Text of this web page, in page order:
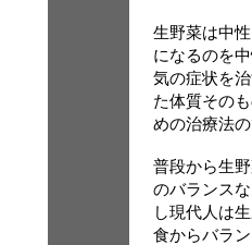
生野菜は中
になるのを
気の症状を
た体質その
めの治療法
普段から生
のバランス
し現代人は
食からバラ